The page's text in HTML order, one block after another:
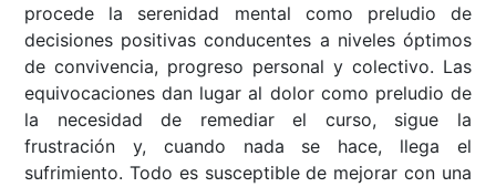
procede la serenidad mental como preludio de
decisiones positivas conducentes a niveles óptimos
de convivencia, progreso personal y colectivo. Las
equivocaciones dan lugar al dolor como preludio de
la necesidad de remediar el curso, sigue la
frustración y, cuando nada se hace, llega el
sufrimiento. Todo es susceptible de mejorar con una